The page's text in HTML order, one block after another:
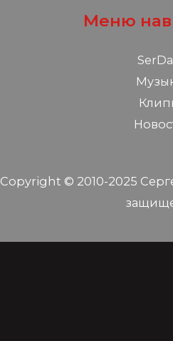
Меню
Copyright © 2010-2025